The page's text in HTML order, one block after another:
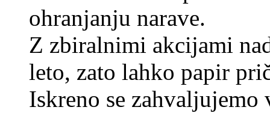
ohranjanju narave.
Z zbiralnimi akcijami
leto, zato lahko papir
Iskreno se zahvaljujemo